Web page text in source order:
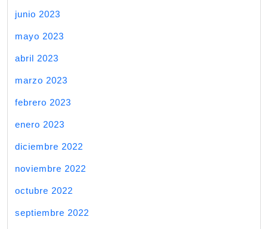
junio 2023
mayo 2023
abril 2023
marzo 2023
febrero 2023
enero 2023
diciembre 2022
noviembre 2022
octubre 2022
septiembre 2022